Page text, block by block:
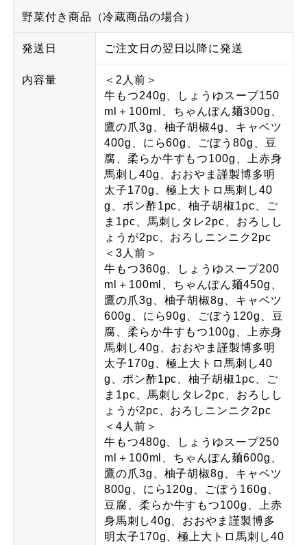
野菜付き商品（冷蔵商品の場合）
発送日 ご注文日の翌日以降に発送
内容量
＜2人前＞
牛もつ240g、しょうゆスープ150
ml＋100ml、ちゃんぽん麺300g、
鷹の爪3g、柚子胡椒4g、キャベツ
400g、にら60g、ごぼう80g、豆
腐、柔らか牛すもつ100g、上赤身
馬刺し40g、おおやま謹製博多明
太子170g、極上大トロ馬刺し40
g、ポン酢1pc、柚子胡椒1pc、ご
ま1pc、馬刺しタレ2pc、おろしし
ょうが2pc、おろしニンニク2pc
＜3人前＞
牛もつ360g、しょうゆスープ200
ml＋100ml、ちゃんぽん麺450g、
鷹の爪3g、柚子胡椒8g、キャベツ
600g、にら90g、ごぼう120g、豆
腐、柔らか牛すもつ100g、上赤身
馬刺し40g、おおやま謹製博多明
太子170g、極上大トロ馬刺し40
g、ポン酢1pc、柚子胡椒1pc、ご
ま1pc、馬刺しタレ2pc、おろしし
ょうが2pc、おろしニンニク2pc
＜4人前＞
牛もつ480g、しょうゆスープ250
ml＋100ml、ちゃんぽん麺600g、
鷹の爪3g、柚子胡椒8g、キャベツ
800g、にら120g、ごぼう160g、
豆腐、柔らか牛すもつ100g、上赤
身馬刺し40g、おおやま謹製博多
明太子170g、極上大トロ馬刺し40